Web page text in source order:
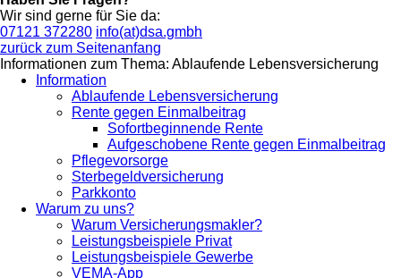
Wir sind gerne für Sie da:
07121 372280 info(at)dsa.gmbh
zurück zum Seitenanfang
Informationen zum Thema: Ablaufende Lebensversicherung
Information
Ablaufende Lebensversicherung
Rente gegen Einmalbeitrag
Sofortbeginnende Rente
Aufgeschobene Rente gegen Einmalbeitrag
Pflegevorsorge
Sterbegeldversicherung
Parkkonto
Warum zu uns?
Warum Versicherungsmakler?
Leistungsbeispiele Privat
Leistungsbeispiele Gewerbe
VEMA-App